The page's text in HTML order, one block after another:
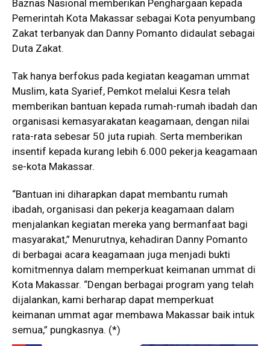
Baznas Nasional memberikan Penghargaan kepada
Pemerintah Kota Makassar sebagai Kota penyumbang
Zakat terbanyak dan Danny Pomanto didaulat sebagai
Duta Zakat.
Tak hanya berfokus pada kegiatan keagaman ummat
Muslim, kata Syarief, Pemkot melalui Kesra telah
memberikan bantuan kepada rumah-rumah ibadah dan
organisasi kemasyarakatan keagamaan, dengan nilai
rata-rata sebesar 50 juta rupiah. Serta memberikan
insentif kepada kurang lebih 6.000 pekerja keagamaan
se-kota Makassar.
“Bantuan ini diharapkan dapat membantu rumah
ibadah, organisasi dan pekerja keagamaan dalam
menjalankan kegiatan mereka yang bermanfaat bagi
masyarakat,” Menurutnya, kehadiran Danny Pomanto
di berbagai acara keagamaan juga menjadi bukti
komitmennya dalam memperkuat keimanan ummat di
Kota Makassar. “Dengan berbagai program yang telah
dijalankan, kami berharap dapat memperkuat
keimanan ummat agar membawa Makassar baik intuk
semua,” pungkasnya. (*)